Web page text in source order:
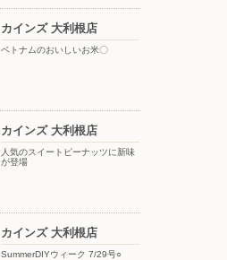
カインズ 大利根店
ベトナムのおいしいお米〇
カインズ 大利根店
人気のスイートピーナッツに新味
が登場
カインズ 大利根店
SummerDIYウィーク 7/29号○